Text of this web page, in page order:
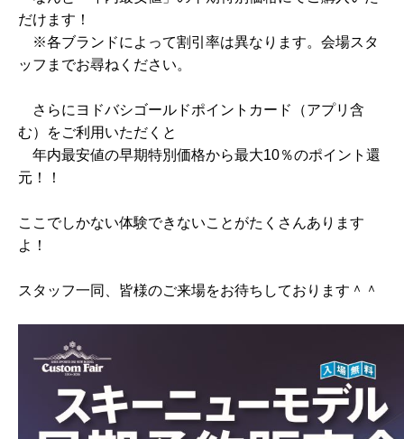
だけます！
※各ブランドによって割引率は異なります。会場スタ
ッフまでお尋ねください。
さらにヨドバシゴールドポイントカード（アプリ含
む）をご利用いただくと
年内最安値の早期特別価格から最大10％のポイント還
元！！
ここでしかない体験できないことがたくさんあります
よ！
スタッフ一同、皆様のご来場をお待ちしております＾＾